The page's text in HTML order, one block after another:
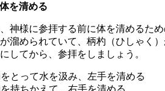
を清める
神様に参拝する前に体を清めるた
溜められていて、柄杓（ひしゃく
してから、参拝をしましょう。
とって水を汲み、左手を清める
持ちかえて、右手を清める